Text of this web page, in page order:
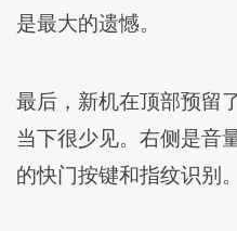
是最大的遗憾。
最后，新机在顶部预留
当下很少见。右侧是音
的快门按键和指纹识别。